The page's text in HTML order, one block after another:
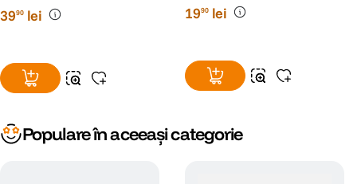
3990 lei 1990 lei
Populare în aceeași categorie